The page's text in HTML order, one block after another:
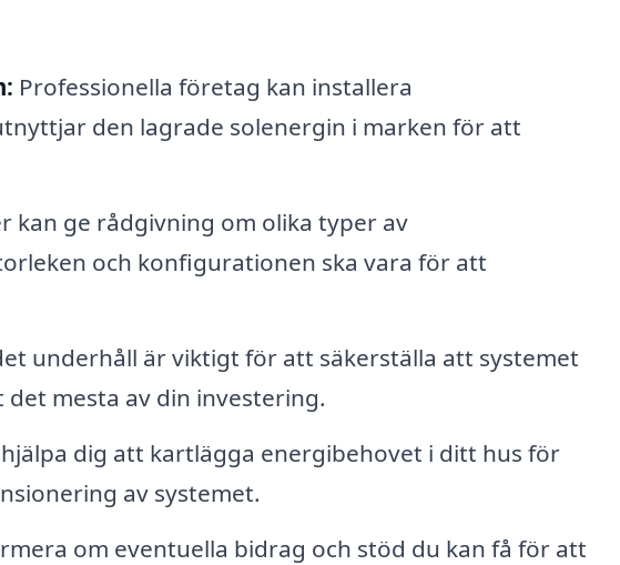
Professionella företag kan installera
den lagrade solenergin i marken för att
kan ge rådgivning om olika typer av
och konfigurationen ska vara för att
underhåll är viktigt för att säkerställa att systemet
mesta av din investering.
dig att kartlägga energibehovet i ditt hus för
av systemet.
om eventuella bidrag och stöd du kan få för att